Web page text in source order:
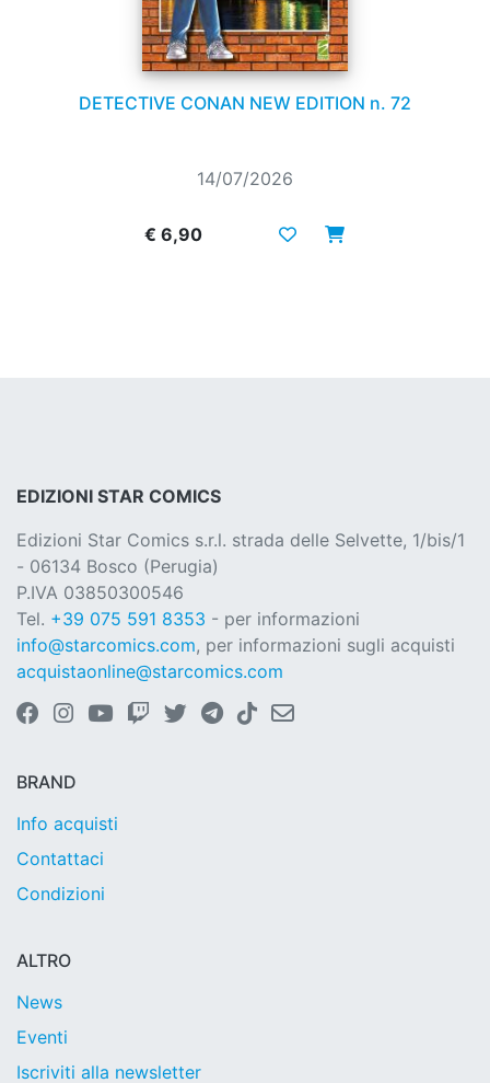
DETECTIVE CONAN NEW EDITION n. 72
14/07/2026
€ 6,90
EDIZIONI STAR COMICS
Edizioni Star Comics s.r.l. strada delle Selvette, 1/bis/1
- 06134 Bosco (Perugia)
P.IVA 03850300546
Tel. +39 075 591 8353 - per informazioni
info@starcomics.com, per informazioni sugli acquisti
acquistaonline@starcomics.com
BRAND
Info acquisti
Contattaci
Condizioni
ALTRO
News
Eventi
Iscriviti alla newsletter